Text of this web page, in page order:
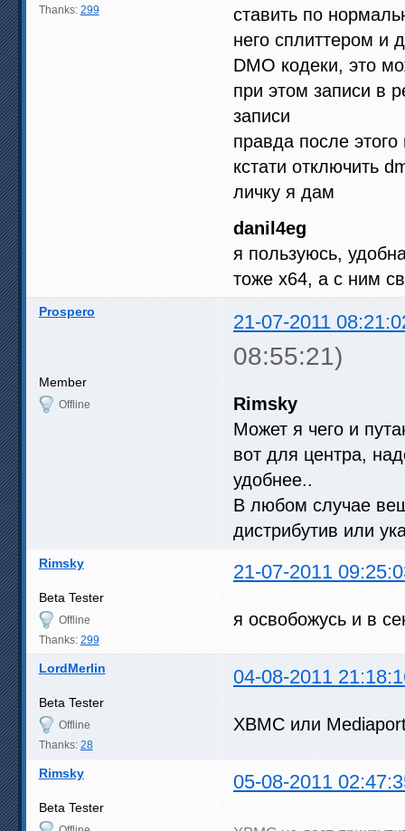
Thanks: 299
ставить по
него сплиттером и
DMO кодеки, это
при этом записи в
записи
правда после
кстати отключить
личку я дам
danil4eg
я пользуюсь,
тоже х64, а с ним
Prospero 21-07-2011
08:55:21)
Member
Offline
Rimsky
Может я чего и
вот для центра,
удобнее..
В любом случае
дистрибутив или
Rimsky 21-07-2011
Beta Tester
Offline
Thanks: 299
я освобожусь и в
LordMerlin 04-08-2011
Beta Tester
Offline
Thanks: 28
XBMC или
Rimsky 05-08-2011
Beta Tester